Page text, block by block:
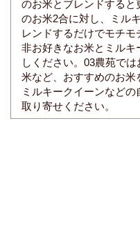
のお米とブレンドする
のお米2合に対し、ミル
レンドするだけでモチ
非お好きなお米とミル
しください。03農苑で
米など、おすすめのお米
ミルキークイーンなど
取り寄せください。